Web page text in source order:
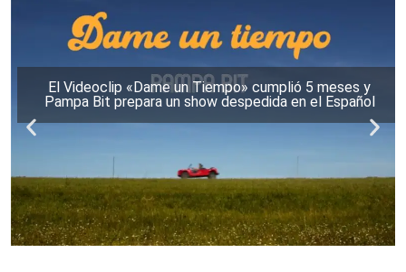
El Videoclip «Dame un Tiempo» cumplió 5 meses y
Pampa Bit prepara un show despedida en el Español